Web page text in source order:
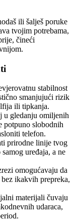
ili šalješ poruke
tvojim potrebama,
čineći
stabilnost
smanjujući rizik
ili tipkanja.
u gledanju omiljenih
potpuno slobodnih
telefon.
prirodne linije tvog
uređaja, a ne
omogućavaju da
ikakvih prepreka,
materijali čuvaju
udaraca,